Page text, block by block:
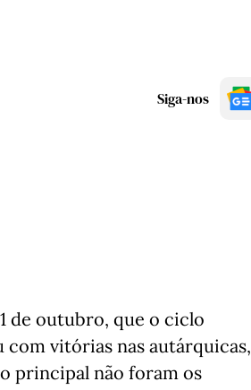
Siga-nos
de outubro, que o ciclo
vitórias nas autárquicas,
principal não foram os